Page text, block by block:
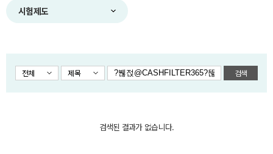
시험제도
전체 제목 검색
검색된 결과가 없습니다.